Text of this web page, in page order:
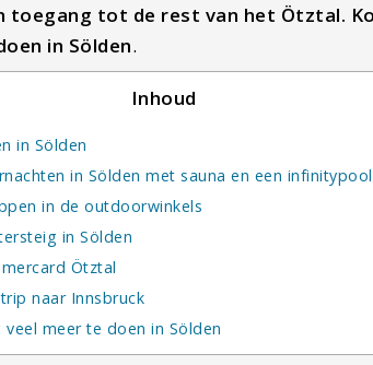
toegang tot de rest van het Ötztal.
in Sölden.
Inhoud
in Sölden
in Sölden met sauna en een infinitypool
in de outdoorwinkels
in Sölden
Ötztal
naar Innsbruck
veel meer te doen in Sölden